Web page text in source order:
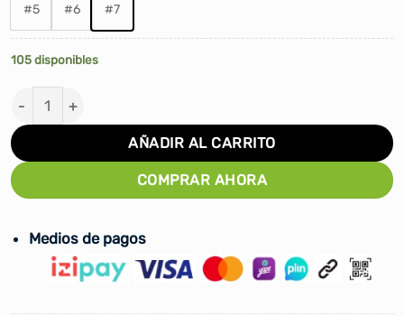
#5 #6 #7
105 disponibles
PELOTA DE BÁSKET SPALDING TF-150 VARSITY FIBA
AÑADIR AL CARRITO
COMPRAR AHORA
Medios de pagos